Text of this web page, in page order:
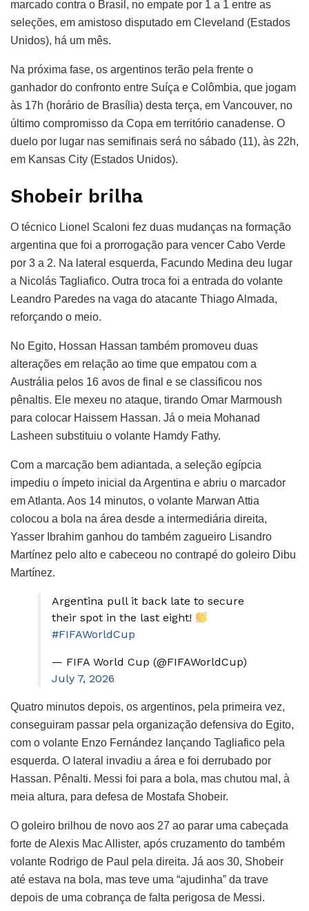
marcado contra o Brasil, no empate por 1 a 1 entre as
seleções, em amistoso disputado em Cleveland (Estados
Unidos), há um mês.
Na próxima fase, os argentinos terão pela frente o
ganhador do confronto entre Suíça e Colômbia, que jogam
às 17h (horário de Brasília) desta terça, em Vancouver, no
último compromisso da Copa em território canadense. O
duelo por lugar nas semifinais será no sábado (11), às 22h,
em Kansas City (Estados Unidos).
Shobeir brilha
O técnico Lionel Scaloni fez duas mudanças na formação
argentina que foi a prorrogação para vencer Cabo Verde
por 3 a 2. Na lateral esquerda, Facundo Medina deu lugar
a Nicolás Tagliafico. Outra troca foi a entrada do volante
Leandro Paredes na vaga do atacante Thiago Almada,
reforçando o meio.
No Egito, Hossan Hassan também promoveu duas
alterações em relação ao time que empatou com a
Austrália pelos 16 avos de final e se classificou nos
pênaltis. Ele mexeu no ataque, tirando Omar Marmoush
para colocar Haissem Hassan. Já o meia Mohanad
Lasheen substituiu o volante Hamdy Fathy.
Com a marcação bem adiantada, a seleção egípcia
impediu o ímpeto inicial da Argentina e abriu o marcador
em Atlanta. Aos 14 minutos, o volante Marwan Attia
colocou a bola na área desde a intermediária direita,
Yasser Ibrahim ganhou do também zagueiro Lisandro
Martínez pelo alto e cabeceou no contrapé do goleiro Dibu
Martínez.
Argentina pull it back late to secure
their spot in the last eight!
#FIFAWorldCup
— FIFA World Cup (@FIFAWorldCup)
July 7, 2026
Quatro minutos depois, os argentinos, pela primeira vez,
conseguiram passar pela organização defensiva do Egito,
com o volante Enzo Fernández lançando Tagliafico pela
esquerda. O lateral invadiu a área e foi derrubado por
Hassan. Pênalti. Messi foi para a bola, mas chutou mal, à
meia altura, para defesa de Mostafa Shobeir.
O goleiro brilhou de novo aos 27 ao parar uma cabeçada
forte de Alexis Mac Allister, após cruzamento do também
volante Rodrigo de Paul pela direita. Já aos 30, Shobeir
até estava na bola, mas teve uma “ajudinha” da trave
depois de uma cobrança de falta perigosa de Messi.